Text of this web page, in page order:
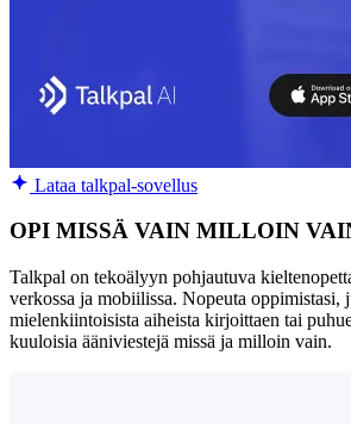
Lataa talkpal-sovellus
OPI MISSÄ VAIN MILLOIN
Talkpal on tekoälyyn pohjautuva
verkossa ja mobiilissa. Nopeuta oppimistasi,
mielenkiintoisista aiheista kirjoittaen tai
kuuloisia ääniviestejä missä ja milloin vain.